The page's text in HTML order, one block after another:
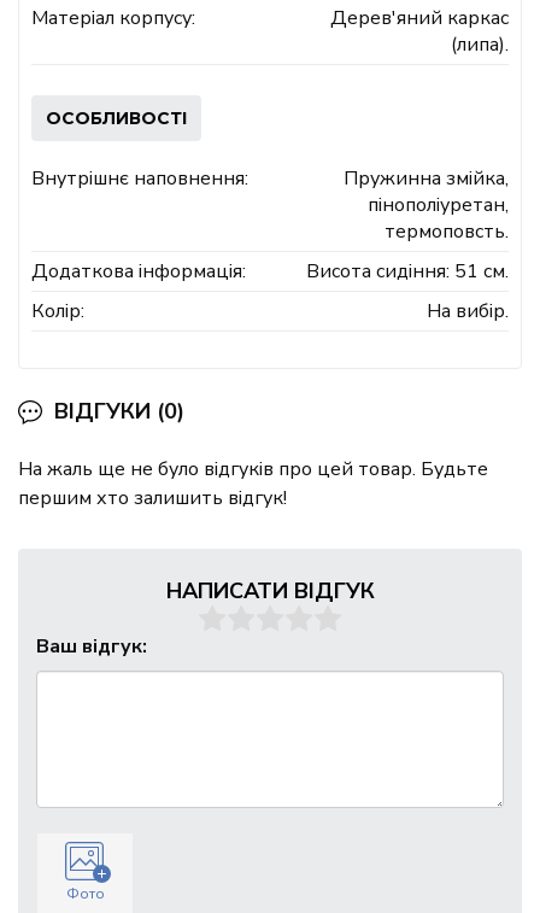
Матеріал корпусу:
Дерев'яний каркас
(липа).
ОСОБЛИВОСТІ
Внутрішнє наповнення:
Пружинна змійка,
пінополіуретан,
термоповсть.
Додаткова інформація:
Висота сидіння: 51 см.
Колір:
На вибір.
ВІДГУКИ (0)
На жаль ще не було відгуків про цей товар. Будьте
першим хто залишить відгук!
НАПИСАТИ ВІДГУК
Ваш відгук:
Фото